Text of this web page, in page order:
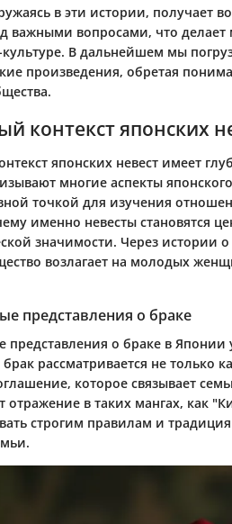
в эти истории, получает
важными вопросами, что делает
В дальнейшем мы
произведения, обретая
контекст японских
японских невест имеет
многие аспекты
точкой для изучения
именно невесты становятся
значимости. Через истории
возлагает на молодых
представления о браке
представления о браке в Японии
рассматривается не только
которое связывает
отражение в таких мангах, как
строгим правилам и